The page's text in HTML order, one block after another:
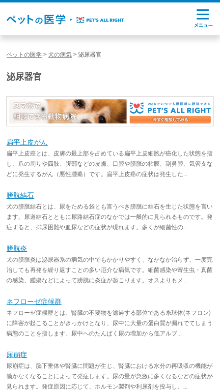
ペットの医学 >犬の病気 >泌尿器官
泌尿器官
扁平上皮がん
扁平上皮癌とは、皮膚の最上部を占めている扁平上皮細胞が癌化した状態を指
し、爪の周りや四肢、腹部などの皮膚、口腔や膀胱の粘膜、副鼻腔、気管支な
どに発生するがん（悪性腫瘍）です。扁平上皮癌の症状は発生した...
膀胱結石
犬の膀胱結石とは、尿をためる袋とも言うべき膀胱に結石を生じた状態を言い
ます。尿道結石とともに尿路結石症のなかでは一般的に見られるものです。発
症すると、排尿困難や血尿などの症状が現れます。多くが細菌性の...
膀胱炎
犬の膀胱炎は泌尿器系の病気の中でもかかりやすく、なかなか治らず、一度完
治しても再発を繰り返すことの多い厄介な病気です。細菌感染や寄生虫・真菌
の感染、腫瘍などによって膀胱に炎症が起こります。オスよりもメ...
ネフローゼ症候群
ネフローゼ症候群とは、腎臓の不要物を濾過する部位である糸球体(ネフロン)
に障害が起こることがきっかけとなり、尿中に大量の蛋白質が漏れでてしまう
病態のことを指します。尿中へのたんぱく尿の増加から低アルブ...
尿崩症
尿崩症は、脳下垂体や腎臓に問題が生じ、腎臓における水分の再吸収の機能が
働かなくなることによって発症します。尿の量が急激に多くなるなどの症状が
見られます。発症原因に応じて、ホルモン製剤や利尿剤を投与し、...